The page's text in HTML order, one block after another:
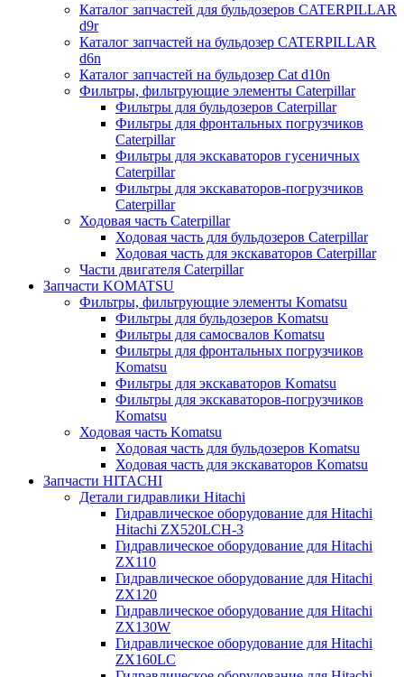
Каталог запчастей для бульдозеров CATERPILLAR
d9r
Каталог запчастей на бульдозер CATERPILLAR
d6n
Каталог запчастей на бульдозер Сat d10n
Фильтры, фильтрующие элементы Caterpillar
Фильтры для бульдозеров Caterpillar
Фильтры для фронтальных погрузчиков
Caterpillar
Фильтры для экскаваторов гусеничных
Caterpillar
Фильтры для экскаваторов-погрузчиков
Caterpillar
Ходовая часть Caterpillar
Ходовая часть для бульдозеров Caterpillar
Ходовая часть для экскаваторов Caterpillar
Части двигателя Caterpillar
Запчасти KOMATSU
Фильтры, фильтрующие элементы Komatsu
Фильтры для бульдозеров Komatsu
Фильтры для самосвалов Komatsu
Фильтры для фронтальных погрузчиков
Komatsu
Фильтры для экскаваторов Komatsu
Фильтры для экскаваторов-погрузчиков
Komatsu
Ходовая часть Komatsu
Ходовая часть для бульдозеров Komatsu
Ходовая часть для экскаваторов Komatsu
Запчасти HITACHI
Детали гидравлики Hitachi
Гидравлическое оборудование для Hitachi
Hitachi ZX520LCH-3
Гидравлическое оборудование для Hitachi
ZX110
Гидравлическое оборудование для Hitachi
ZX120
Гидравлическое оборудование для Hitachi
ZX130W
Гидравлическое оборудование для Hitachi
ZX160LC